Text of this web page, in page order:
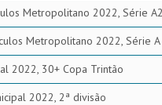
Metropolitano 2022, Série
Metropolitano 2022, Série A
2022, 30+ Copa Trintão
2022, 2ª divisão